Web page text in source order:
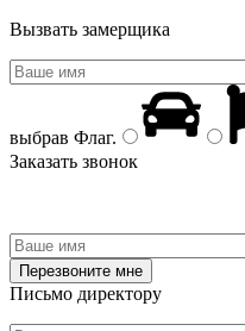
Вызвать замерщика
выбрав Флаг.
Заказать звонок
Письмо директору